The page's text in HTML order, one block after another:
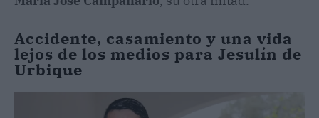
Accidente, casamiento y una vida
lejos de los medios para Jesulín de
Urbique